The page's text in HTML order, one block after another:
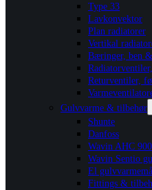
Type 33
Lavkonvektor
Plan radiatorer
Vertikal
Bæringer, ben
Returventiler,
Gulvvarme & tilbehør
Shunte
Danfoss
Wavin AHC
Wavin Sentio
El
Fittings &